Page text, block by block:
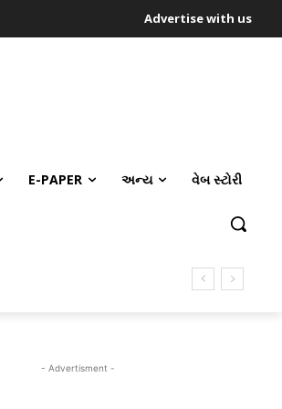
Advertise with us
E-PAPER અન્ય વેબ સ્ટોરી
- Advertisment -